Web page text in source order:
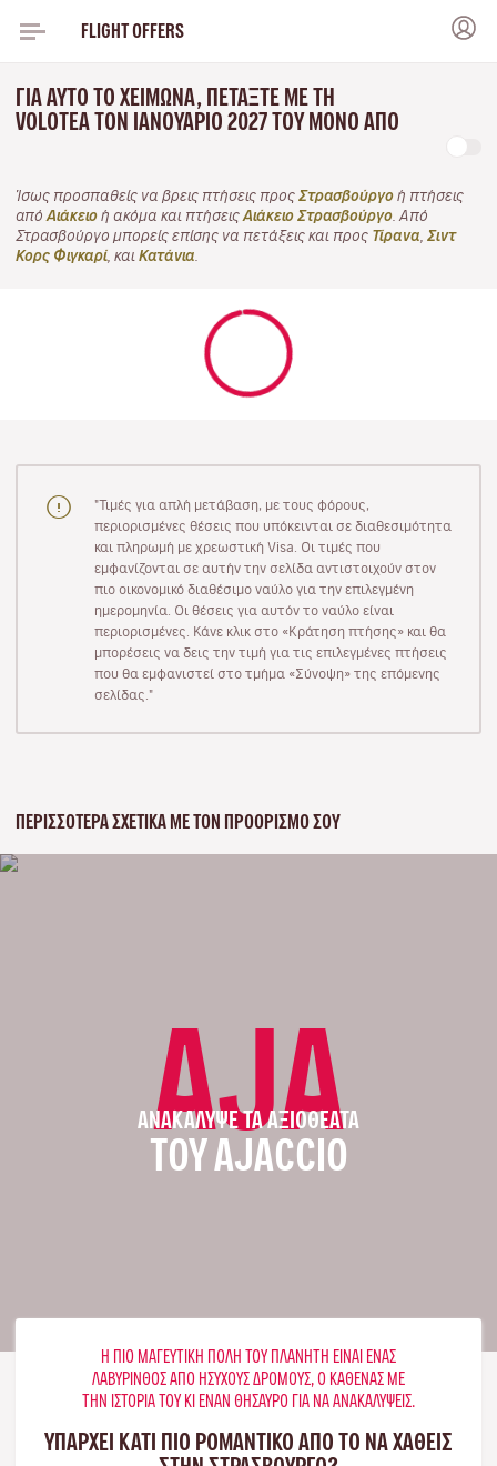
FLIGHT OFFERS
ΓΙΑ ΑΥΤΌ ΤΟ ΧΕΙΜΏΝΑ, ΠΕΤΆΞΤΕ ΜΕ ΤΗ
VOLOTEA ΤΟΝ ΙΑΝΟΥΆΡΙΟ 2027 ΤΟΥ ΜΌΝΟ ΑΠΌ
Ίσως προσπαθείς να βρεις πτήσεις προς Στρασβούργο ή πτήσεις
από Αιάκειο ή ακόμα και πτήσεις Αιάκειο Στρασβούργο . Από
Στρασβούργο μπορείς επίσης να πετάξεις και προς Τίρανα Σιντ
Κορς Φιγκαρί , και Κατάνια
"Τιμές για απλή μετάβαση, με τους φόρους,
περιορισμένες θέσεις που υπόκεινται σε διαθεσιμότητα
και πληρωμή με χρεωστική Visa. Οι τιμές που
εμφανίζονται σε αυτήν την σελίδα αντιστοιχούν στον
πιο οικονομικό διαθέσιμο ναύλο για την επιλεγμένη
ημερομηνία. Οι θέσεις για αυτόν το ναύλο είναι
περιορισμένες. Κάνε κλικ στο «Κράτηση πτήσης» και θα
μπορέσεις να δεις την τιμή για τις επιλεγμένες πτήσεις
που θα εμφανιστεί στο τμήμα «Σύνοψη» της επόμενης
σελίδας."
ΠΕΡΙΣΣΌΤΕΡΑ ΣΧΕΤΙΚΆ ΜΕ ΤΟΝ ΠΡΟΟΡΙΣΜΌ ΣΟΥ
AJA
ΑΝΑΚΆΛΥΨΕ ΤΑ ΑΞΙΟΘΈΑΤΑ
ΤΟΥ AJACCIO
Η ΠΙΟ ΜΑΓΕΥΤΙΚΉ ΠΌΛΗ ΤΟΥ ΠΛΑΝΉΤΗ ΕΊΝΑΙ ΈΝΑΣ
ΛΑΒΎΡΙΝΘΟΣ ΑΠΌ ΉΣΥΧΟΥΣ ΔΡΌΜΟΥΣ, Ο ΚΑΘΈΝΑΣ ΜΕ
ΤΗΝ ΙΣΤΟΡΊΑ ΤΟΥ ΚΙ ΈΝΑΝ ΘΗΣΑΥΡΌ ΓΙΑ ΝΑ ΑΝΑΚΑΛΎΨΕΙΣ.
ΥΠΑΡΧΕΙ ΚΑΤΙ ΠΙΟ ΡΟΜΑΝΤΙΚΟ ΑΠΟ ΤΟ ΝΑ ΧΑΘΕΙΣ